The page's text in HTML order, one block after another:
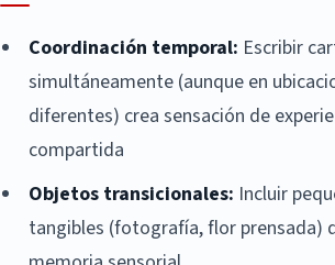
Coordinación temporal: Escribir
simultáneamente (aunque en
diferentes) crea sensación de
compartida
Objetos transicionales: Incluir
tangibles (fotografía, flor prensada)